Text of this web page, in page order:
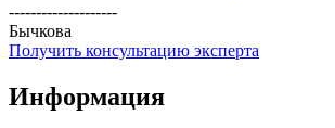
--------------------
Бычкова
Получить консультацию эксперта
Информация